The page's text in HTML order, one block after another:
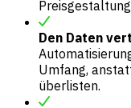
Den Daten
Umfang,
überlisten.